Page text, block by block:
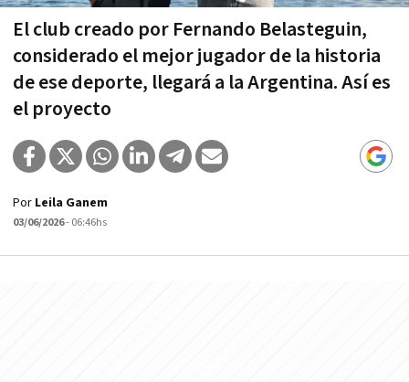
El club creado por Fernando Belasteguin,
considerado el mejor jugador de la historia
de ese deporte, llegará a la Argentina. Así es
el proyecto
Por Leila Ganem
03/06/2026- 06:46hs